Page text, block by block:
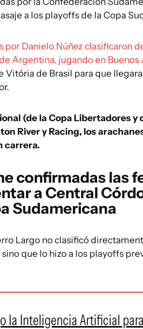
a los playoffs de la Copa
por Danielo Núñez clasificaron
Argentina, jugando en Buenos
de Brasil para que
(de la Copa Libertadores y
River y Racing, los
carrera.
confirmadas las
a Central
Sudamericana
Largo no clasificó
que lo hizo a los playoffs
la Inteligencia Artificial